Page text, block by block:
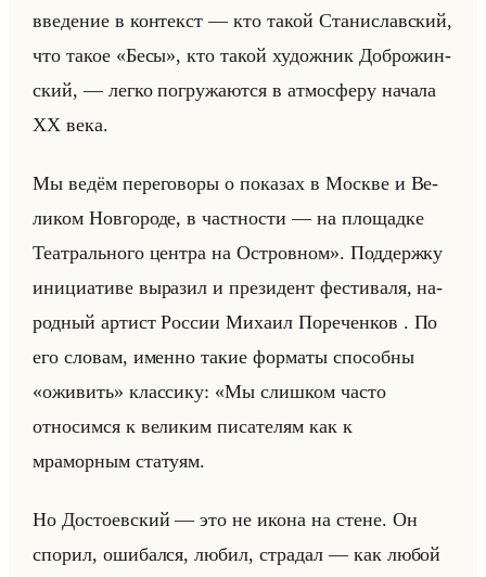
введение в контекст — кто такой Станиславский,
что такое «Бесы», кто такой ху­дож­ник Доб­ро­жин­
ский, — легко по­гру­жа­ют­ся в ат­мо­сфе­ру на­ча­ла
XX века.
Мы ведём пе­ре­го­во­ры о по­ка­зах в Москве и Ве­
ли­ком Нов­го­ро­де, в част­но­сти — на пло­щад­ке
Те­ат­рально­го цен­тра на Ост­ров­ном». Под­держ­ку
ини­ци­ати­ве вы­ра­зил и пре­зи­дент фе­сти­ва­ля, на­
род­ный ар­тист Рос­сии Ми­ха­ил По­ре­чен­ков . По
его сло­вам, имен­но такие фор­ма­ты спо­соб­ны
«оживить» клас­си­ку: «Мы слишком часто
относимся к великим писателям как к
мраморным статуям.
Но Достоевский — это не икона на стене. Он
спорил, ошибался, любил, страдал — как любой